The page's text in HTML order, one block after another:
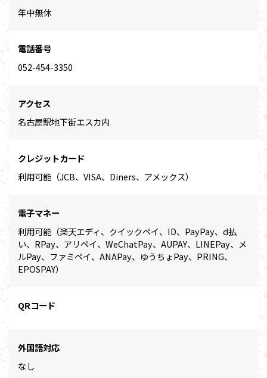
年中無休
電話番号
052-454-3350
アクセス
名古屋駅地下街エスカ内
クレジットカード
利用可能（JCB、VISA、Diners、アメックス）
電子マネー
利用可能（楽天エディ、クイックペイ、ID、PayPay、d払
い、RPay、アリペイ、WeChatPay、AUPAY、LINEPay、メ
ルPay、ファミペイ、ANAPay、ゆうちょPay、PRING、
EPOSPAY）
QRコード
外国語対応
なし